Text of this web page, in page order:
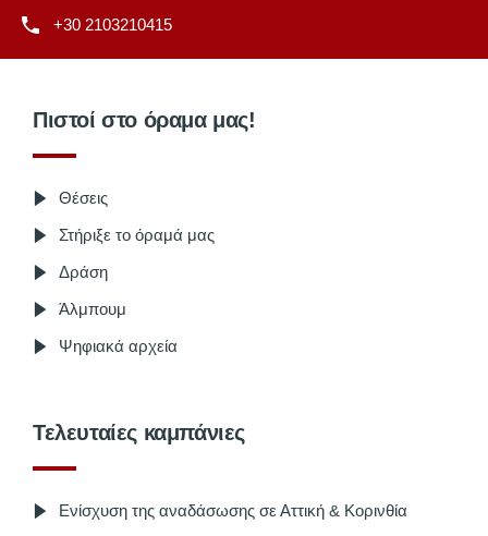
+30 2103210415
Πιστοί στο όραμα μας!
Θέσεις
Στήριξε το όραμά μας
Δράση
Άλμπουμ
Ψηφιακά αρχεία
Τελευταίες καμπάνιες
Ενίσχυση της αναδάσωσης σε Αττική & Κορινθία